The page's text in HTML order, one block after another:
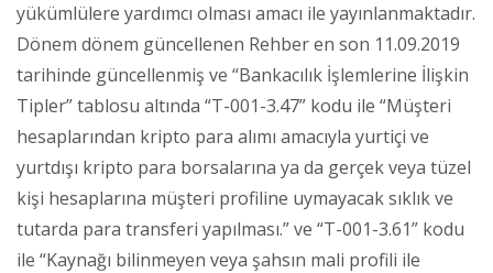
yükümlülere yardımcı olması amacı ile yayınlanmaktadır.
Dönem dönem güncellenen Rehber en son 11.09.2019
tarihinde güncellenmiş ve “Bankacılık İşlemlerine İlişkin
Tipler” tablosu altında “T-001-3.47” kodu ile “Müşteri
hesaplarından kripto para alımı amacıyla yurtiçi ve
yurtdışı kripto para borsalarına ya da gerçek veya tüzel
kişi hesaplarına müşteri profiline uymayacak sıklık ve
tutarda para transferi yapılması.” ve “T-001-3.61” kodu
ile “Kaynağı bilinmeyen veya şahsın mali profili ile